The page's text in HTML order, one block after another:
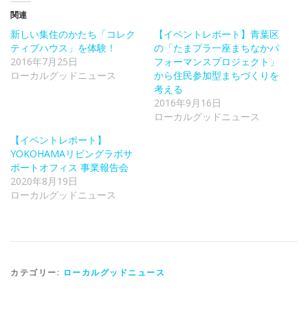
関連
新しい集住のかたち「コレク
ティブハウス」を体験！
2016年7月25日
ローカルグッドニュース
【イベントレポート】青葉区
の「たまプラ一座まちなかパ
フォーマンスプロジェクト」
から住民参加型まちづくりを
考える
2016年9月16日
ローカルグッドニュース
【イベントレポート】
YOKOHAMAリビングラボサ
ポートオフィス 事業報告会
2020年8月19日
ローカルグッドニュース
カテゴリー: ローカルグッドニュース